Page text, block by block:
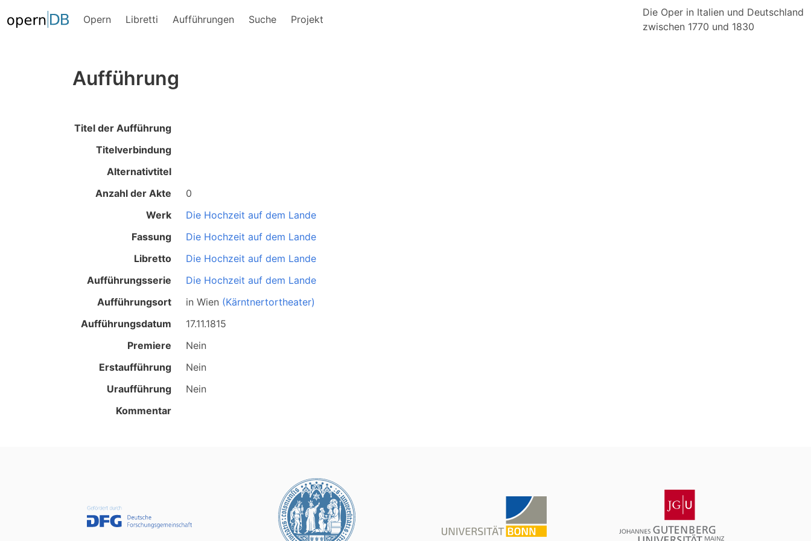
Opern Libretti Aufführungen Suche Projekt
Die Oper in Italien und Deutschland
zwischen 1770 und 1830
Aufführung
Titel der Aufführung
Titelverbindung
Alternativtitel
Anzahl der Akte
0
Werk
Die Hochzeit auf dem Lande
Fassung
Die Hochzeit auf dem Lande
Libretto
Die Hochzeit auf dem Lande
Aufführungsserie
Die Hochzeit auf dem Lande
Aufführungsort
in Wien (Kärntnertortheater)
Aufführungsdatum
17.11.1815
Premiere
Nein
Erstaufführung
Nein
Uraufführung
Nein
Kommentar